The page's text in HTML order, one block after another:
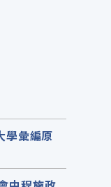
學彙編原